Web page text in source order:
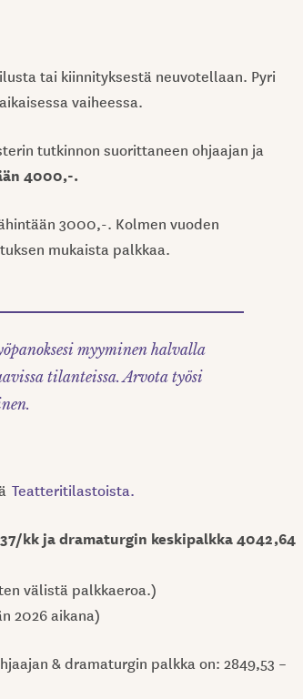
tai kiinnityksestä neuvotellaan. Pyri
vaiheessa.
tutkinnon suorittaneen ohjaajan ja
4000,-.
3000,-. Kolmen vuoden
mukaista palkkaa.
myyminen halvalla
tilanteissa. Arvota työsi
Teatteritilastoista.
kk ja dramaturgin keskipalkka 4042,64
välistä palkkaeroa.)
2026 aikana)
& dramaturgin palkka on: 2849,53 –